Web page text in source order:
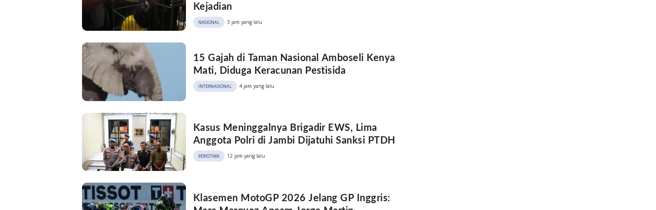
Kejadian
NASIONAL 3 jam yang lalu
15 Gajah di Taman Nasional Amboseli Kenya
Mati, Diduga Keracunan Pestisida
INTERNASIONAL 4 jam yang lalu
Kasus Meninggalnya Brigadir EWS, Lima
Anggota Polri di Jambi Dijatuhi Sanksi PTDH
PERISTIWA 12 jam yang lalu
Klasemen MotoGP 2026 Jelang GP Inggris: